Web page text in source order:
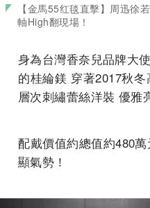
【金馬55红毯直擊】周迅徐
軸High翻現場！
身為台灣香奈兒品牌大使
的桂綸鎂 穿著2017秋
層次刺繡蕾絲洋裝 優雅
配戴價值約總值約480
顯氣勢！